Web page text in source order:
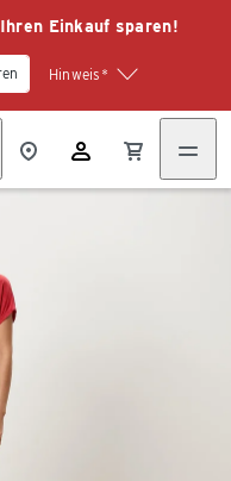
Einkauf sparen!
Hinweis*